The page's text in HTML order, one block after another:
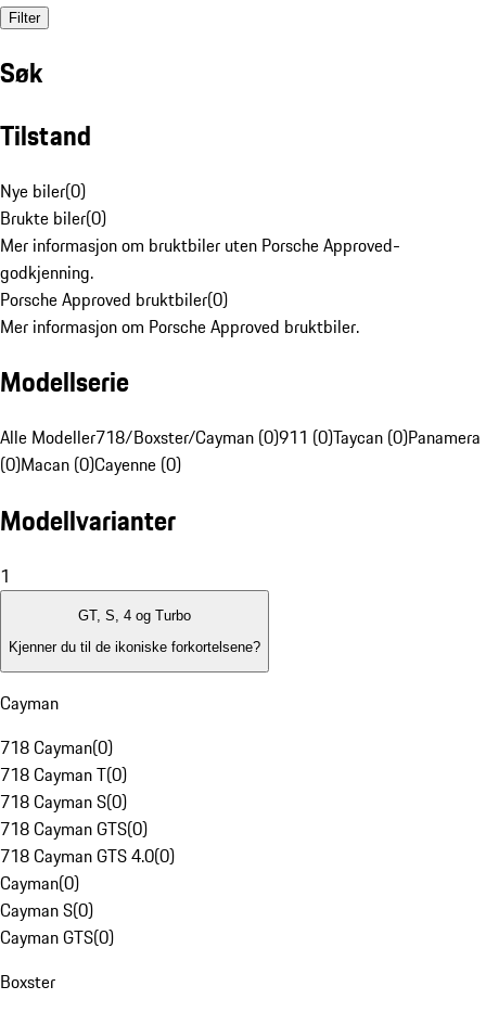
Filter
Søk
Tilstand
Nye biler(0)
Brukte biler(0)
Mer informasjon om bruktbiler uten Porsche Approved-
godkjenning.
Porsche Approved bruktbiler(0)
Mer informasjon om Porsche Approved bruktbiler.
Modellserie
Alle Modeller718/Boxster/Cayman (0)911 (0)Taycan (0)Panamera
(0)Macan (0)Cayenne (0)
Modellvarianter
1
GT, S, 4 og Turbo
Kjenner du til de ikoniske forkortelsene?
Cayman
718 Cayman(0)
718 Cayman T(0)
718 Cayman S(0)
718 Cayman GTS(0)
718 Cayman GTS 4.0(0)
Cayman(0)
Cayman S(0)
Cayman GTS(0)
Boxster